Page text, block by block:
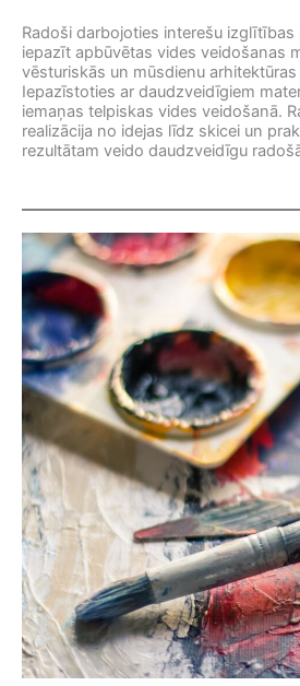
Radoši darbojoties interešu izglītības
iepazīt apbūvētas vides veidošanas
vēsturiskās un mūsdienu
Iepazīstoties ar daudzveidīgiem
iemaņas telpiskas vides veidošanā.
realizācija no idejas līdz skicei un
rezultātam veido daudzveidīgu